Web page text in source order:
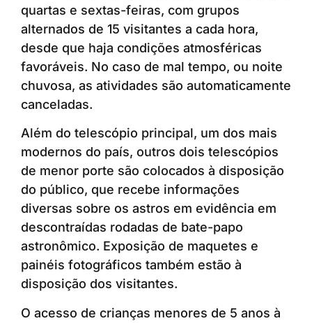
quartas e sextas-feiras, com grupos
alternados de 15 visitantes a cada hora,
desde que haja condições atmosféricas
favoráveis. No caso de mal tempo, ou noite
chuvosa, as atividades são automaticamente
canceladas.
Além do telescópio principal, um dos mais
modernos do país, outros dois telescópios
de menor porte são colocados à disposição
do público, que recebe informações
diversas sobre os astros em evidência em
descontraídas rodadas de bate-papo
astronômico. Exposição de maquetes e
painéis fotográficos também estão à
disposição dos visitantes.
O acesso de crianças menores de 5 anos à